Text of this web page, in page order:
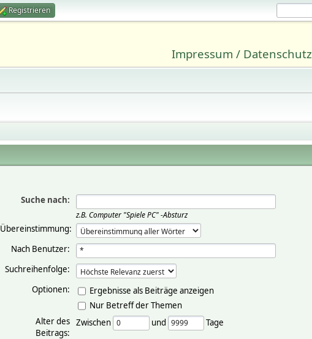
Registrieren
Impressum / Datenschutz
Suche nach:
z.B. Computer "Spiele PC" -Absturz
Übereinstimmung:
Nach Benutzer:
Suchreihenfolge:
Optionen:
Ergebnisse als Beiträge anzeigen
Nur Betreff der Themen
Alter des
Beitrags:
Zwischen und Tage